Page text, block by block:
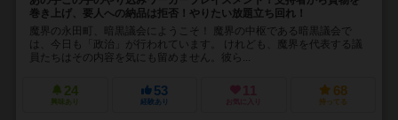
巻き上げ、要人への納品は拒否！やりたい放題立ち回れ！
魔界の永田町、暗黒議会にようこそ！ 魔界の中枢である暗黒議会で
は、今日も「政治」が行われています。 けれども、魔界を代表する議
員たちはその内容を気にも留めません。彼ら...
24
興味あり
53
経験あり
11
お気に入り
68
持ってる